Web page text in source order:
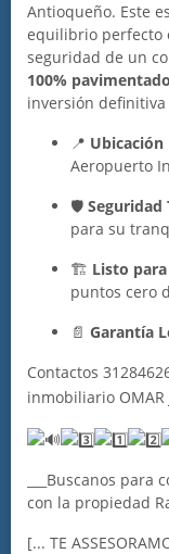
Antioqueño. Este
equilibrio perfecto
seguridad de un
100% pavimentado
inversión
📍 Ubicación
Aeropuerto
🛡️ Seguridad
para su
🏗️ Listo
puntos cero
📄 Garantía
Contactos
inmobiliario OMAR
___Buscanos
con la propiedad
[... TE